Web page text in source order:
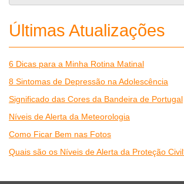
Últimas Atualizações
6 Dicas para a Minha Rotina Matinal
8 Sintomas de Depressão na Adolescência
Significado das Cores da Bandeira de Portugal
Níveis de Alerta da Meteorologia
Como Ficar Bem nas Fotos
Quais são os Níveis de Alerta da Proteção